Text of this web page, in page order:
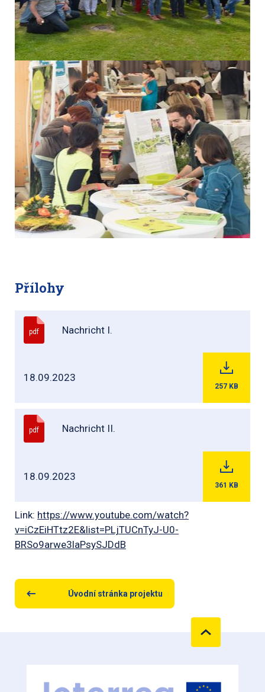
Přílohy
pdf Nachricht I.
18.09.2023
257 KB
pdf Nachricht II.
18.09.2023
361 KB
Link: https://www.youtube.com/watch?
v=iCzEiHTtz2E&list=PLjTUCnTyJ-U0-
BRSo9arwe3laPsySJDdB
Úvodní stránka projektu